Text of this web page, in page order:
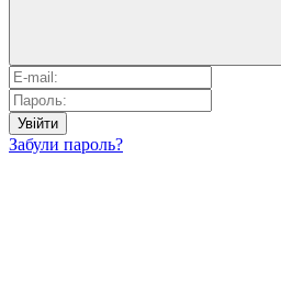
Увійти
Забули пароль?